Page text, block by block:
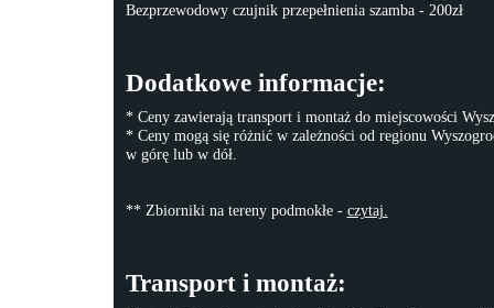
Bezprzewodowy czujnik przepełnienia szamba - 200zł
Dodatkowe informacje:
* Ceny zawierają transport i montaż do miejscowości
* Ceny mogą się różnić w zależności od regionu
w górę lub w dół.
** Zbiorniki na tereny podmokłe - czytaj.
Transport i montaż: